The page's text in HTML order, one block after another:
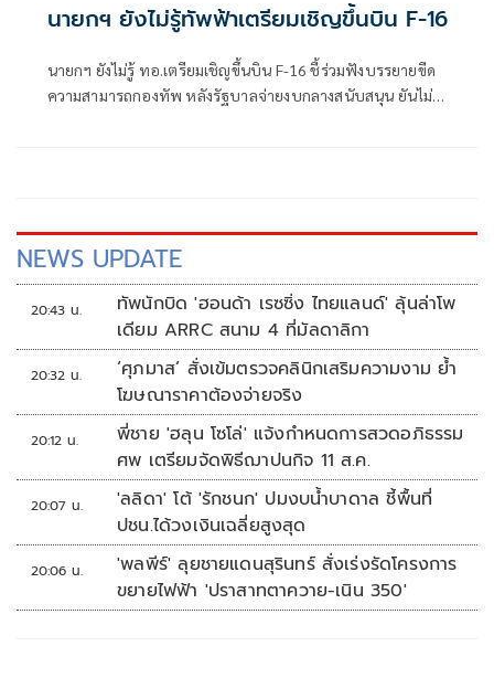
นายกฯ ยังไม่รู้ทัพฟ้าเตรียมเชิญขึ้นบิน F-16
นายกฯ ยังไม่รู้ ทอ.เตรียมเชิญขึ้นบิน F-16 ชี้ร่วมฟังบรรยายขีด
ความสามารถกองทัพ หลังรัฐบาลจ่ายงบกลางสนับสนุน ยันไม่
NEWS UPDATE
20:43 น.
ทัพนักบิด 'ฮอนด้า เรซซิ่ง ไทยแลนด์' ลุ้นล่าโพ
เดียม ARRC สนาม 4 ที่มัลดาลิกา
20:32 น.
‘ศุภมาส’ สั่งเข้มตรวจคลินิกเสริมความงาม ย้ำ
โฆษณาราคาต้องจ่ายจริง
20:12 น.
พี่ชาย 'ฮลุน โซโล่' แจ้งกำหนดการสวดอภิธรรม
ศพ เตรียมจัดพิธีฌาปนกิจ 11 ส.ค.
20:07 น.
'ลลิดา' โต้ 'รักชนก' ปมงบน้ำบาดาล ชี้พื้นที่
ปชน.ได้วงเงินเฉลี่ยสูงสุด
20:06 น.
'พลพีร์' ลุยชายแดนสุรินทร์ สั่งเร่งรัดโครงการ
ขยายไฟฟ้า 'ปราสาทตาควาย-เนิน 350'